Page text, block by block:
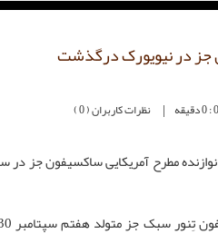
جز در نیویورک درگذشت
| نظرات کاربران ( 0 )